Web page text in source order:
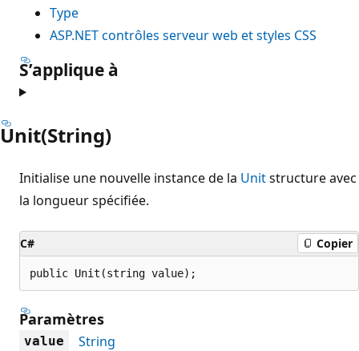
Type
ASP.NET contrôles serveur web et styles CSS
S’applique à
Unit(String)
Initialise une nouvelle instance de la Unitstructure avec
la longueur spécifiée.
C# Copier
public Unit(string value);
Paramètres
value
String